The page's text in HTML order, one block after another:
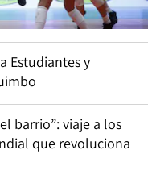
Estudiantes y
barrio”: viaje a los
que revoluciona